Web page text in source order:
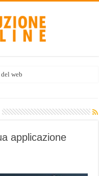
web
applicazione